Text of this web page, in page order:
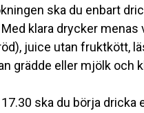
ska du enbart
klara drycker menas
juice utan fruktkött,
grädde eller mjölk och
ska du börja dricka